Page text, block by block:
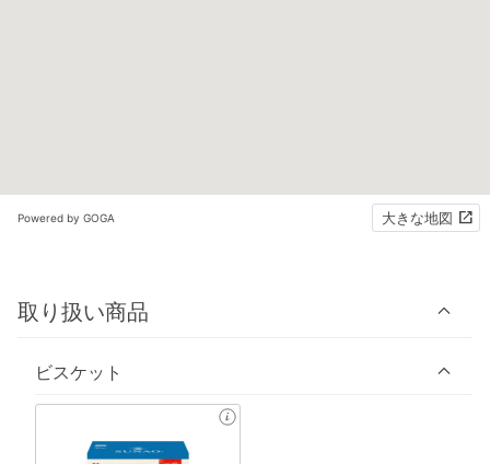
Powered by GOGA 大きな地図
取り扱い商品
ビスケット